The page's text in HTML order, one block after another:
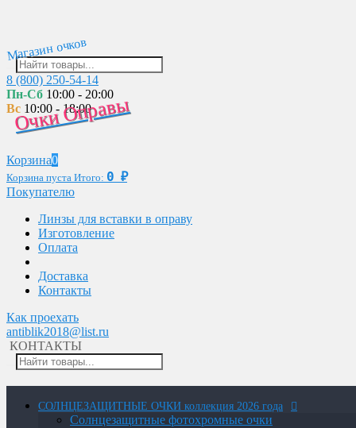
Очки Оправы
Магазин очков
8 (800) 250-54-14
Пн-Сб 10:00 - 20:00
Вс 10:00 - 18:00
Корзина0
Корзина пуста Итого: 0 ₽
Покупателю
Линзы для вставки в оправу
Изготовление
Оплата
Доставка
Контакты
Как проехать
antiblik2018@list.ru
КОНТАКТЫ
СОЛНЦЕЗАЩИТНЫЕ ОЧКИ коллекция 2026 года
Солнцезащитные фотохромные очки